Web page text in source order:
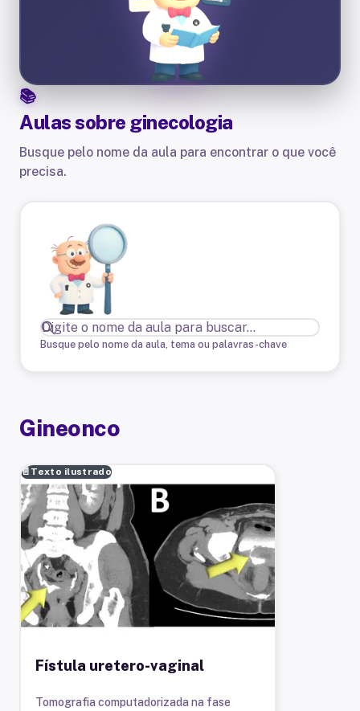
Aulas sobre ginecologia
Busque pelo nome da aula para encontrar o que você
precisa.
Busque pelo nome da aula, tema ou palavras-chave
Gineonco
📄 Texto ilustrado
Fístula uretero-vaginal
Tomografia computadorizada na fase